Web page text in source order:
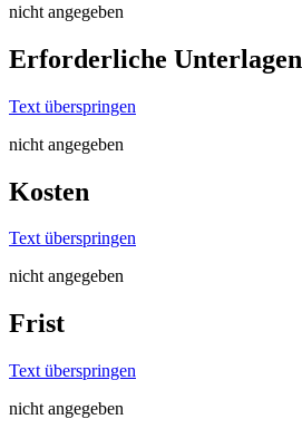
nicht angegeben
Erforderliche Unterlagen
Text überspringen
nicht angegeben
Kosten
Text überspringen
nicht angegeben
Frist
Text überspringen
nicht angegeben